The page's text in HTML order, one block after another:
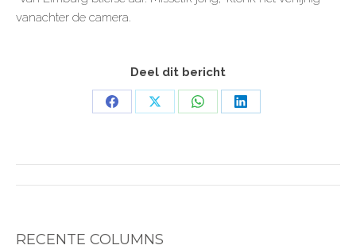
vanachter de camera.
Deel dit bericht
Share
Share
Share
Share
NAVIGATION
RECENTE COLUMNS